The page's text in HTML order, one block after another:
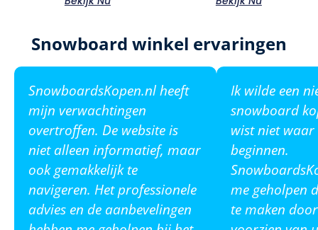
Snowboard winkel ervaringen
SnowboardsKopen.nl heeft
mijn verwachtingen
overtroffen. De website is
niet alleen informatief, maar
ook gemakkelijk te
navigeren. Het professionele
advies en de aanbevelingen
Ik wilde een
snowboard
wist niet waar
beginnen.
me geholpen
te maken